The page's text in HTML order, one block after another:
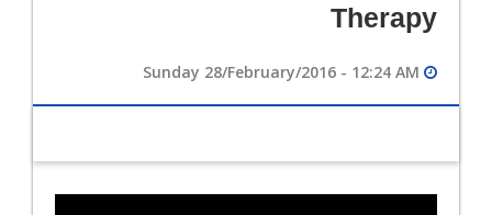
Therapy